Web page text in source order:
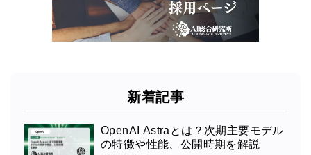
新着記事
OpenAI Astraとは？次期主要モデル
の特徴や性能、公開時期を解説